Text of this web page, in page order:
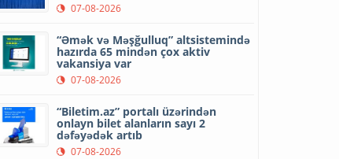
07-08-2026
“Əmək və Məşğulluq” altsistemində
hazırda 65 mindən çox aktiv
vakansiya var
07-08-2026
“Biletim.az” portalı üzərindən
onlayn bilet alanların sayı 2
dəfəyədək artıb
07-08-2026